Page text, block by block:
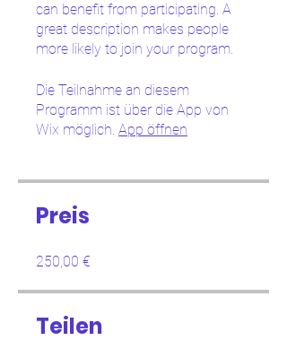
can benefit from participating. A
great description makes people
more likely to join your program.
Die Teilnahme an diesem
Programm ist über die App von
Wix möglich. App öffnen
Preis
250,00 €
Teilen